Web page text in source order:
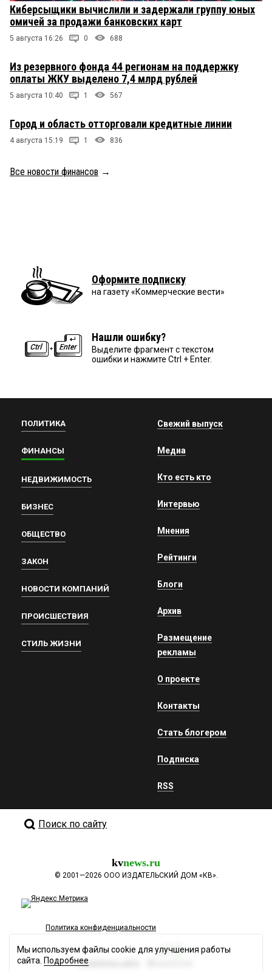
Киберсыщики вычислили и задержали группу юных
омичей за продажи банковских карт
5 августа 16:26 0 688
Из резервного фонда 44 регионам на поддержку
оплаты ЖКУ выделено 7,4 млрд рублей
5 августа 10:40 1 567
Город и область отторговали кредитные линии
4 августа 15:19 1 836
Все новости финансов →
Оформите подписку
на газету «Коммерческие вести»
Нашли ошибку?
Выделите фрагмент с текстом
ошибки и нажмите Ctrl + Enter.
ПОЛИТИКА
ФИНАНСЫ
НЕДВИЖИМОСТЬ
БИЗНЕС
ОБЩЕСТВО
ЗАКОН
НОВОСТИ КОМПАНИЙ
ПРОИСШЕСТВИЯ
СТИЛЬ ЖИЗНИ
Свежий выпуск
Медиа
Кто есть кто
Интервью
Мнения
Рейтинги
Блоги
Архив
Размещение
рекламы
О проекте
Контакты
Стать блогером
Подписка
RSS
Поиск по сайту
kvnews.ru
© 2001—2026 ООО ИЗДАТЕЛЬСКИЙ ДОМ «КВ».
Политика конфиденциальности
Разработка сайта
Мы используем файлы cookie для улучшения работы
сайта. Подробнее